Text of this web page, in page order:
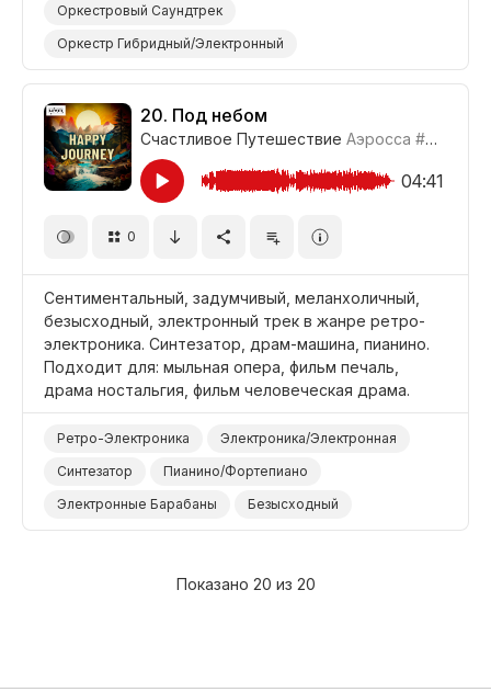
Оркестровый Саундтрек
Оркестр Гибридный/Электронный
Электроника/Электронная
Детская Музыка
Синтезатор
Оркестр
Оркестровая Перкуссия
Барабаны и Перкуссия
Колокол/Перезвон/Чаймс
Милый
Красивый
Мягкий
Фильм Вступление
Дети
20. Под небом
Счастливое Путешествие Аэросса #CUP021_20
04:41
0
Сентиментальный, задумчивый, меланхоличный,
безысходный, электронный трек в жанре ретро-
электроника. Синтезатор, драм-машина, пианино.
Подходит для: мыльная опера, фильм печаль,
драма ностальгия, фильм человеческая драма.
Ретро-Электроника
Электроника/Электронная
Синтезатор
Пианино/Фортепиано
Электронные Барабаны
Безысходный
Сентиментальный
Ностальгический
Показано 20 из 20